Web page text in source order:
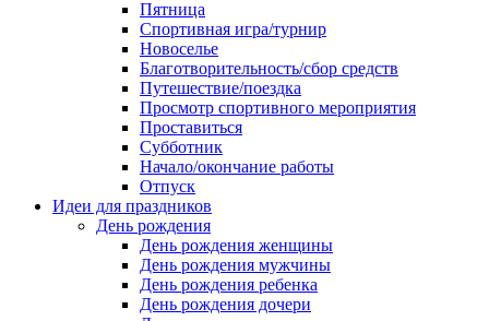
Пятница
Спортивная игра/турнир
Новоселье
Благотворительность/сбор средств
Путешествие/поездка
Просмотр спортивного мероприятия
Проставиться
Субботник
Начало/окончание работы
Отпуск
Идеи для праздников
День рождения
День рождения женщины
День рождения мужчины
День рождения ребенка
День рождения дочери